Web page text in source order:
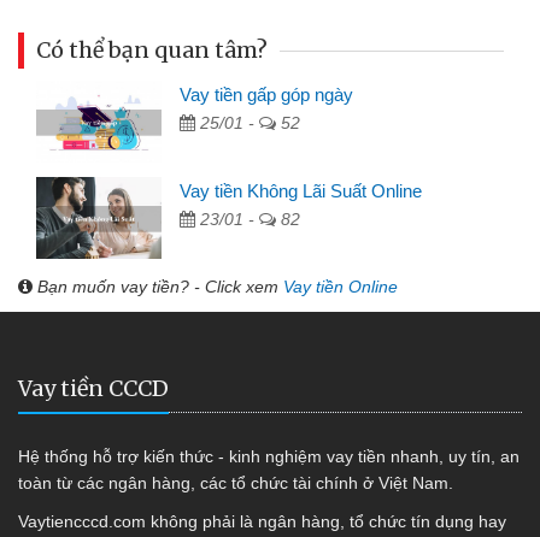
Có thể bạn quan tâm?
Vay tiền gấp góp ngày
25/01 - 52
Vay tiền Không Lãi Suất Online
23/01 - 82
Bạn muốn vay tiền? - Click xem Vay tiền Online
Vay tiền CCCD
Hệ thống hỗ trợ kiến thức - kinh nghiệm vay tiền nhanh, uy tín, an
toàn từ các ngân hàng, các tổ chức tài chính ở Việt Nam.
Vaytiencccd.com không phải là ngân hàng, tổ chức tín dụng hay